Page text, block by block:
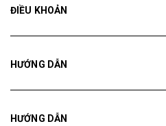
ĐIỀU KHOẢN
HƯỚNG DẪN
HƯỚNG DẪN